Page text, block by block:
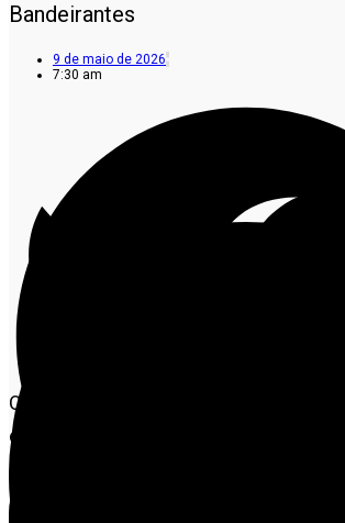
Bandeirantes
9 de maio de 2026
7:30 am
O avanço das investigações sobre um
esquema de lobby e irregularidades em
desapropriações no Instituto Nacional
e Reforma Agrária (Incra) em Mato